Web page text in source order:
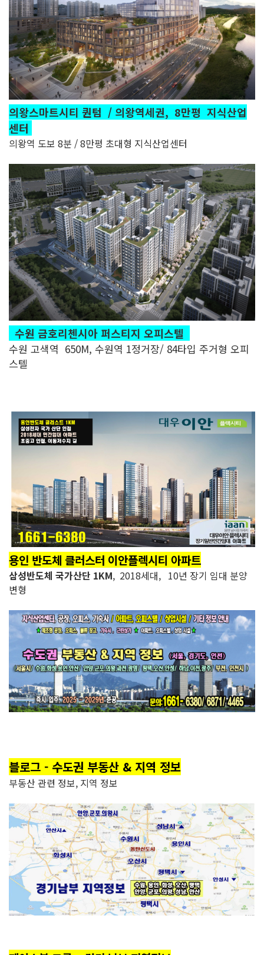
의왕스마트시티 퀀텀 / 의왕역세권, 8만평 지식산업
센터
의왕역 도보 8분 / 8만평 초대형 지식산업센터
수원 금호리첸시아 퍼스티지 오피스텔
수원 고색역 650M, 수원역 1정거장/ 84타입 주거형 오피
스텔
용인 반도체 클러스터 이안플렉시티 아파트
삼성반도체 국가산단 1KM, 2018세대, 10년 장기 임대 분양
변형
블로그 - 수도권 부동산 & 지역 정보
부동산 관련 정보, 지역 정보